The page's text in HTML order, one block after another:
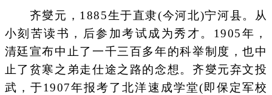
齐燮元，1885生于直隶(今河北)宁河县。从
小刻苦读书，后参加考试成为秀才。1905年，
清廷宣布中止了一千三百多年的科举制度，也中
止了贫寒之弟走仕途之路的念想。齐燮元弃文投
武，于1907年报考了北洋速成学堂(即保定军校